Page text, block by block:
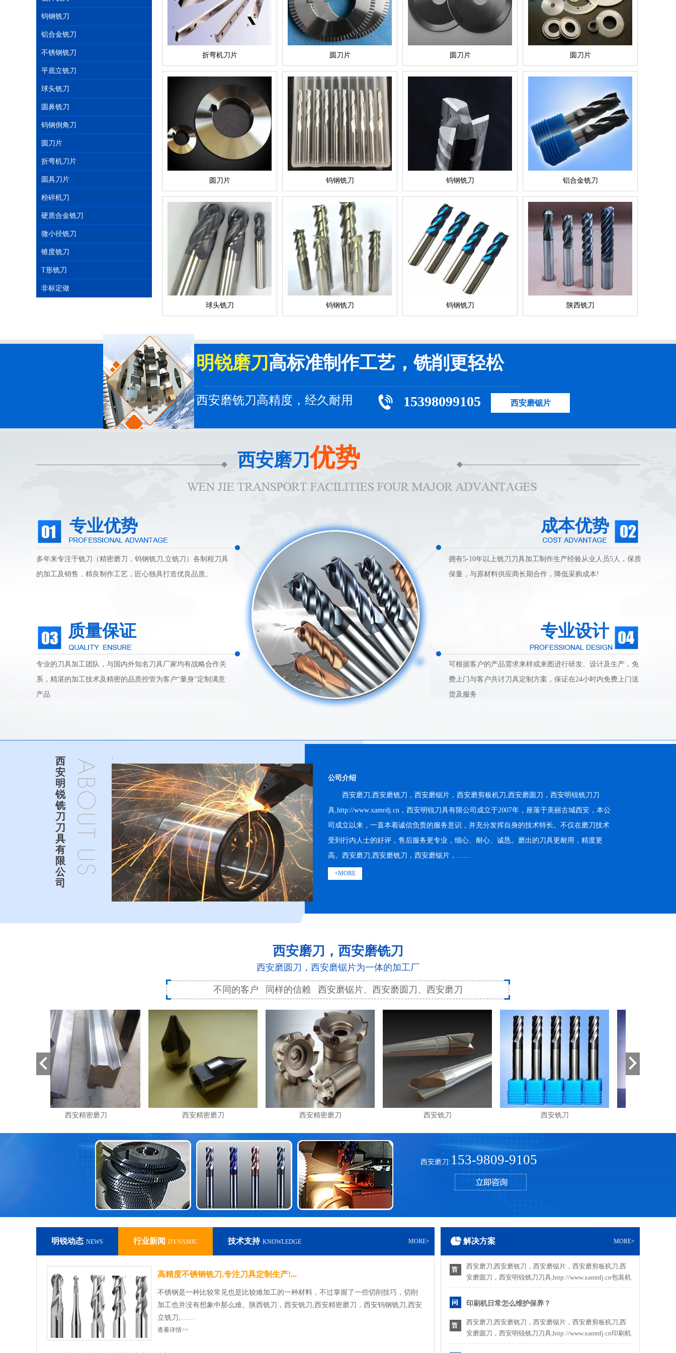
钨钢铣刀
铝合金铣刀
不锈钢铣刀
平底立铣刀
球头铣刀
圆鼻铣刀
钨钢倒角刀
圆刀片
折弯机刀片
圆具刀片
粉碎机刀
硬质合金铣刀
微小径铣刀
锥度铣刀
T形铣刀
非标定做
折弯机刀片 圆刀片 圆刀片 圆刀片
圆刀片 钨钢铣刀 钨钢铣刀 铝合金铣刀
球头铣刀 钨钢铣刀 钨钢铣刀 陕西铣刀
明锐磨刀 高标准制作工艺，铣削更轻松
西安磨铣刀高精度，经久耐用 15398099105 西安磨锯片
西安磨刀优势
专业优势
多年来专注于铣刀（精密磨刀，钨钢铣刀,立铣刀）各制程刀具
的加工及销售，精良制作工艺，匠心独具打造优良品质。
成本优势
拥有5-10年以上铣刀刀具加工制作生产经验从业人员5人，保质
保量，与原材料供应商长期合作，降低采购成本!
质量保证
专业的刀具加工团队，与国内外知名刀具厂家均有战略合作关
系，精湛的加工技术及精密的品质控管为客户“量身”定制满意
产品
专业设计
可根据客户的产品需求来样或来图进行研发、设计及生产，免
费上门与客户共讨刀具定制方案，保证在24小时内免费上门送
货及服务
西
安
明
锐
铣
刀
刀
具
有
限
公
司
'
公司介绍
西安磨刀,西安磨铣刀，西安磨锯片，西安磨剪板机刀,西安磨圆刀，西安明锐铣刀刀
具,http://www.xamrdj.cn，西安明锐刀具有限公司成立于2007年，座落于美丽古城西安，本公
司成立以来，一直本着诚信负责的服务意识，并充分发挥自身的技术特长。不仅在磨刀技术
受到行内人士的好评，售后服务更专业，细心、耐心、诚恳。磨出的刀具更耐用，精度更
高。西安磨刀,西安磨铣刀，西安磨锯片，……
+MORE
西安磨刀，西安磨铣刀
西安磨圆刀，西安磨锯片为一体的加工厂
不同的客户 同样的信赖 西安磨锯片、西安磨圆刀、西安磨刀
西安精密磨刀 西安精密磨刀 西安精密磨刀 西安铣刀 西安铣刀
西安磨刀: 153-9809-9105
明锐动态 NEWS 行业新闻 DYNAMIC 技术支持 KNOWLEDGE MORE+
高精度不锈钢铣刀,专注刀具定制生产!...
不锈钢是一种比较常见也是比较难加工的一种材料，不过掌握了一些切削技巧，切削
加工也并没有想象中那么难。陕西铣刀，西安铣刀,西安精密磨刀，西安钨钢铣刀,西安
立铣刀,……
查看详情>>
解决方案 MORE+
以车代磨工艺与华菱立方氮
所谓的以车代磨就是指用车削代替磨削作为淬硬钢的最
终加工或精加工工艺;以车代磨由来已久，但机床设备、工
陕西印发《通知》有序推动
为有序推动保障性安居工程项目开复工，日前，省住建厅
印发《关于做好保障性安居工程《通知》指出，各地住建
《纽约时报》这篇文章，让
中国采取了雷厉风行的封锁措施。这清楚地表明，所有居
民，甚至是武汉之外的居民，都处于一场全球健康危机
之...
安磨圆刀，西安明锐铣刀刀具,http://www.xamrdj.cn包装机
刀片产业获得更大的发展市场，需要提高产品销售后，围
印刷机日常怎么维护保养？
西安磨刀,西安磨铣刀，西安磨锯片，西安磨剪板机刀,西
安磨圆刀，西安明锐铣刀刀具,http://www.xamrdj.cn印刷机
的静态保养是指机器处于静态状态下对机器进行的保
选购数控机床的原则和应注